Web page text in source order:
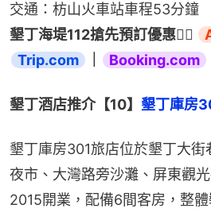
交通：枋山火車站車程53分鐘
墾丁海堤112搶先預訂優惠👉🏻
Trip.com
Booking.com
墾丁酒店推介【10】 墾丁庫房
墾丁庫房301旅店位於墾丁大
夜市、大灣路旁沙灘、屏東觀
2015開業，配備6間客房，整體